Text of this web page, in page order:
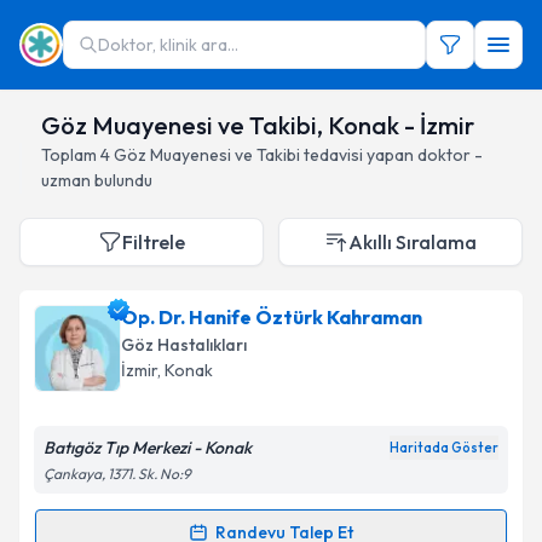
Doktor, klinik ara...
Göz Muayenesi ve Takibi, Konak - İzmir
Toplam 4Göz Muayenesi ve Takibi tedavisi yapan doktor -
uzman bulundu
Filtrele Akıllı Sıralama
Op. Dr. Hanife Öztürk Kahraman
Göz Hastalıkları
İzmir, Konak
Batıgöz Tıp Merkezi - Konak Haritada Göster
Çankaya, 1371. Sk. No:9
Randevu Talep Et